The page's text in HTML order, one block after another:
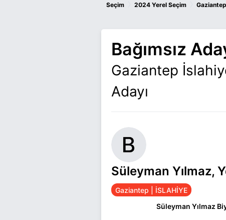
Seçim 2024 Yerel Seçim
Bağımsız
Gaziantep
Adayı
Süleyman Yılmaz,
Gaziantep | İSLAHİYE
Süleyman Yılmaz